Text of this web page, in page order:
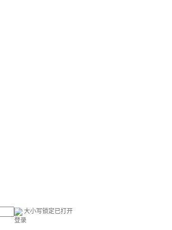
大小写锁定已打开
登录